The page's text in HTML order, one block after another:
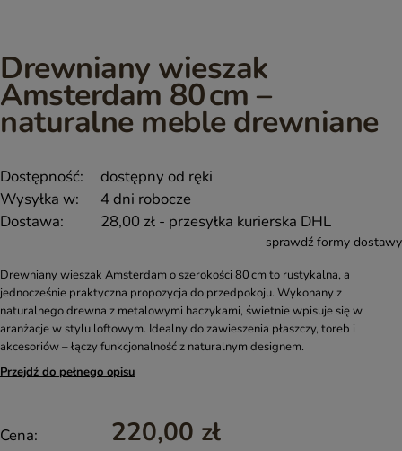
Drewniany wieszak
Amsterdam 80 cm –
naturalne meble drewniane
Dostępność:
dostępny od ręki
Wysyłka w:
4 dni robocze
Dostawa:
28,00 zł - przesyłka kurierska DHL
sprawdź formy dostawy
Drewniany wieszak Amsterdam o szerokości 80 cm to rustykalna, a
jednocześnie praktyczna propozycja do przedpokoju. Wykonany z
naturalnego drewna z metalowymi haczykami, świetnie wpisuje się w
aranżacje w stylu loftowym. Idealny do zawieszenia płaszczy, toreb i
akcesoriów – łączy funkcjonalność z naturalnym designem.
Przejdź do pełnego opisu
Cena: 220,00 zł